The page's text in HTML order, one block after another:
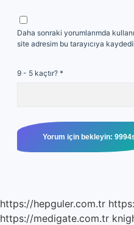
Daha sonraki yorumlarımda
site adresim bu tarayıcıya
9 - 5 kaçtır? *
https://hepguler.com.tr
https://medigate.com.tr